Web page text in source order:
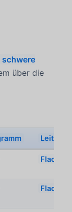
schwere
über die
Leitung